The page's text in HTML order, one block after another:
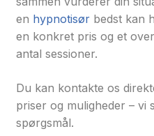
en hypnotisør bedst kan
en konkret pris og et
antal sessioner.
Du kan kontakte os
priser og muligheder – vi
spørgsmål.